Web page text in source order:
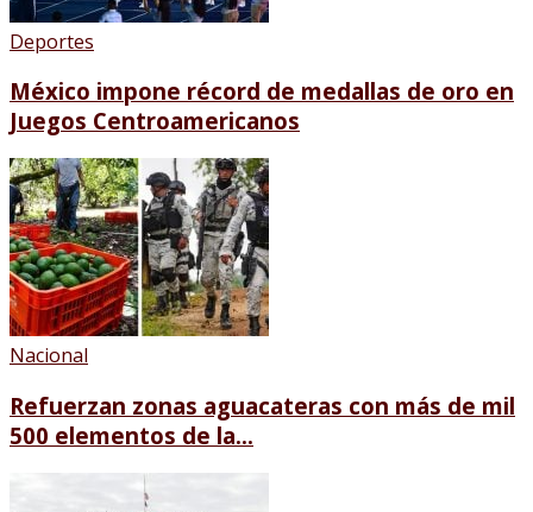
Deportes
México impone récord de medallas de oro en
Juegos Centroamericanos
Nacional
Refuerzan zonas aguacateras con más de mil
500 elementos de la...